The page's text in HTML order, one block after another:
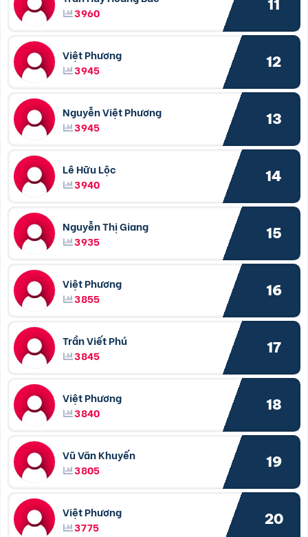
3960
11
Việt Phương
3945
12
Nguyễn Việt Phương
3945
13
Lê Hữu Lộc
3940
14
Nguyễn Thị Giang
3935
15
Việt Phương
3855
16
Trần Viết Phú
3845
17
Việt Phương
3840
18
Vũ Văn Khuyến
3805
19
Việt Phương
3775
20